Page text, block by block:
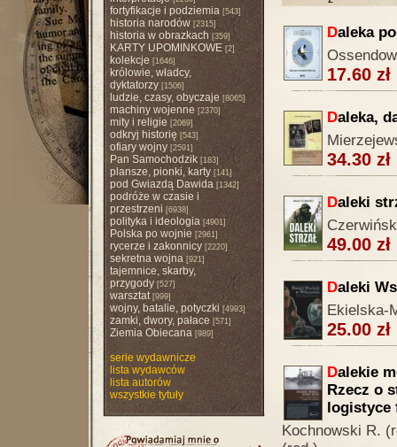
fortyfikacje i podziemia[543]
historia narodów[2315]
historia w obrazkach [359]
KARTY UPOMINKOWE[2]
kolekcje [1646]
królowie, władcy,
dyktatorzy[1506]
ludzie, czasy, obyczaje [8065]
machiny wojenne [2370]
mity i religie [2069]
odkryj historię[543]
ofiary wojny[2591]
Pan Samochodzik[183]
plansze, pionki, karty[141]
pod Gwiazdą Dawida[1342]
podróże w czasie i
przestrzeni [6938]
polityka i ideologia[4901]
Polska po wojnie [2961]
rycerze i zakonnicy[2220]
sekretna wojna[921]
tajemnice, skarby,
przygody[527]
warsztat[999]
wojny, batalie, potyczki [4993]
zamki, dwory, pałace [571]
Ziemia Obiecana[989]
serie wydawnicze
lista wydawców
lista autorów
wszystkie tytuły
Daleka
17.60 zł
Daleka,
34.30 zł
Daleki
49.00 zł
Daleki
Ekielska-
25.00 zł
Dalekie
Rzecz o
logistyce
Kochnowski R.